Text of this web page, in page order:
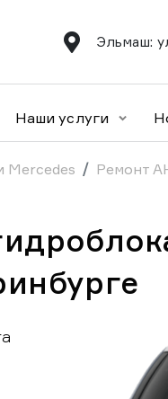
Эльмаш:
Наши услуги
Mercedes Ремонт